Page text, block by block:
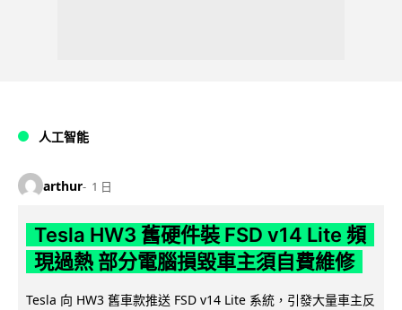
人工智能
arthur 1 日
Tesla HW3 舊硬件裝 FSD v14 Lite 頻
現過熱 部分電腦損毀車主須自費維修
Tesla 向 HW3 舊車款推送 FSD v14 Lite 系統，引發大量車主反